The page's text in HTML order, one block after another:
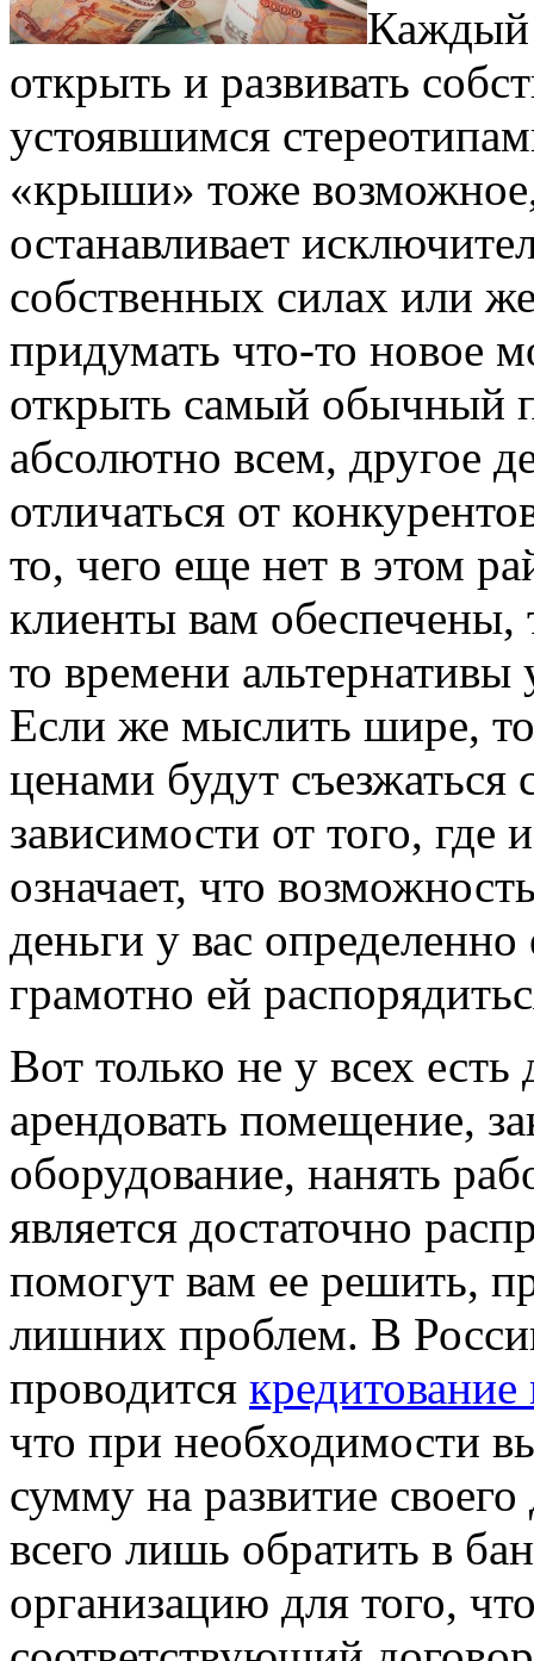
Каждый
открыть и развивать
устоявшимся
«крыши» тоже
останавливает
собственных силах или
придумать что-то новое
открыть самый обычный
абсолютно всем, другое
отличаться от
то, чего еще нет в этом
клиенты вам обеспечены,
то времени
Если же мыслить шире,
ценами будут съезжаться
зависимости от того,
означает, что
деньги у вас
грамотно ей
Вот только не у всех
арендовать помещение,
оборудование, нанять
является достаточно
помогут вам ее решить,
лишних проблем. В
проводится
что при необходимости
сумму на развитие
всего лишь обратить в
организацию для того,